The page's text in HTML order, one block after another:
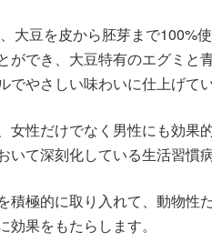
大豆を皮から胚芽まで100%
ができ、大豆特有のエグミと
やさしい味わいに仕上げてい
女性だけでなく男性にも効果
て深刻化している生活習慣
積極的に取り入れて、動物性
果をもたらします。